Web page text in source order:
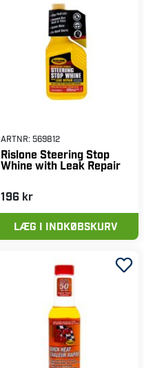
ARTNR: 569812
Rislone Steering Stop
Whine with Leak Repair
196 kr
LÆG I INDKØBSKURV